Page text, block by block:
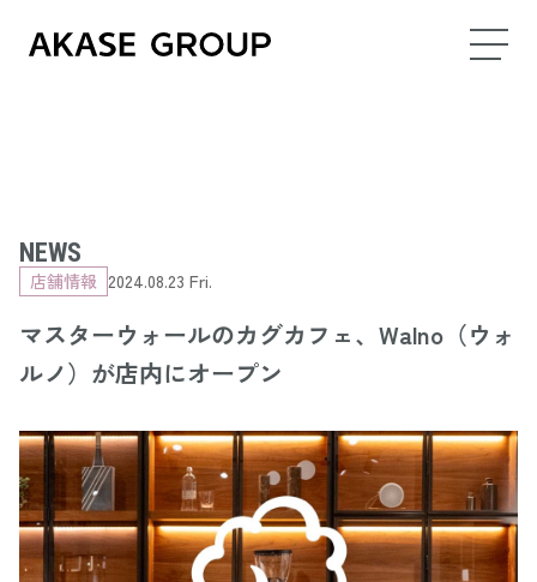
NEWS
店舗情報 2024.08.23 Fri.
マスターウォールのカグカフェ、Walno（ウォ
ルノ）が店内にオープン